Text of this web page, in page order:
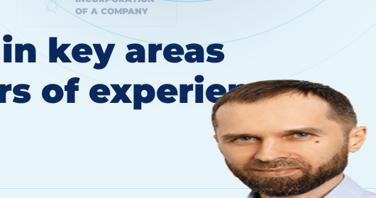
OF A COMPANY
key areas
of experience